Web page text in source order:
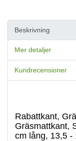
Beskrivning
Mer detaljer
Kundrecensioner
Rabattkant,
Gräsmattkant,
cm lång, 13,5 -